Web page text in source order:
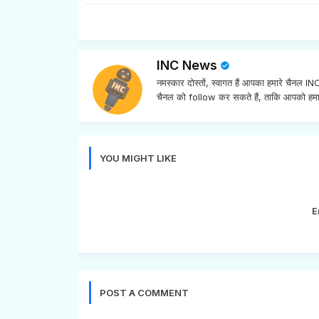
INC News
नमस्कार दोस्तों, स्वागत हैं आपका हमारे चैनल
चैनल को follow कर सकते हैं, ताकि आपको
YOU MIGHT LIKE
POST A COMMENT